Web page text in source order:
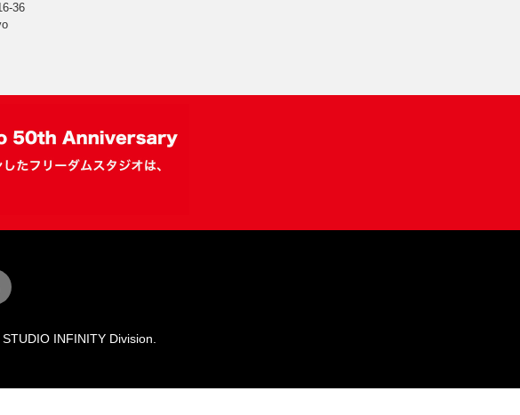
36
INFINITY Division.